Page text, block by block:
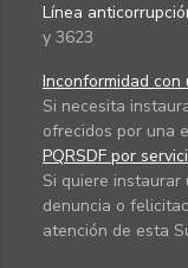
Línea
y 3623
Inconformidad
Si necesita
ofrecidos por una
PQRSDF por
Si quiere instaurar
denuncia o
atención de esta